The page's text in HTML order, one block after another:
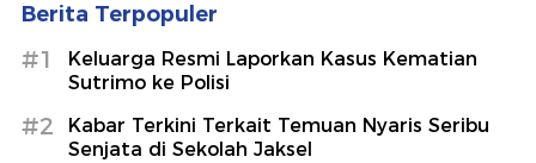
Berita Terpopuler
#1
Keluarga Resmi Laporkan Kasus Kematian
Sutrimo ke Polisi
#2
Kabar Terkini Terkait Temuan Nyaris Seribu
Senjata di Sekolah Jaksel